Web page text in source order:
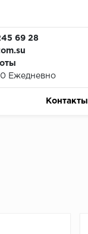
69 28
Ежедневно
Контакты